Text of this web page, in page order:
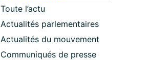
Toute l’actu
Actualités parlementaires
Actualités du mouvement
Communiqués de presse